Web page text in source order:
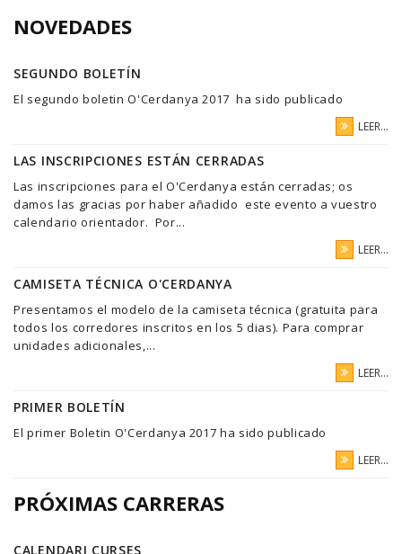
NOVEDADES
SEGUNDO BOLETÍN
El segundo boletin O'Cerdanya 2017 ha sido publicado
LEER...
LAS INSCRIPCIONES ESTÁN CERRADAS
Las inscripciones para el O'Cerdanya están cerradas; os
damos las gracias por haber añadido este evento a vuestro
calendario orientador. Por...
LEER...
CAMISETA TÉCNICA O'CERDANYA
Presentamos el modelo de la camiseta técnica (gratuita para
todos los corredores inscritos en los 5 dias). Para comprar
unidades adicionales,...
LEER...
PRIMER BOLETÍN
El primer Boletin O'Cerdanya 2017 ha sido publicado
LEER...
PRÓXIMAS CARRERAS
CALENDARI CURSES